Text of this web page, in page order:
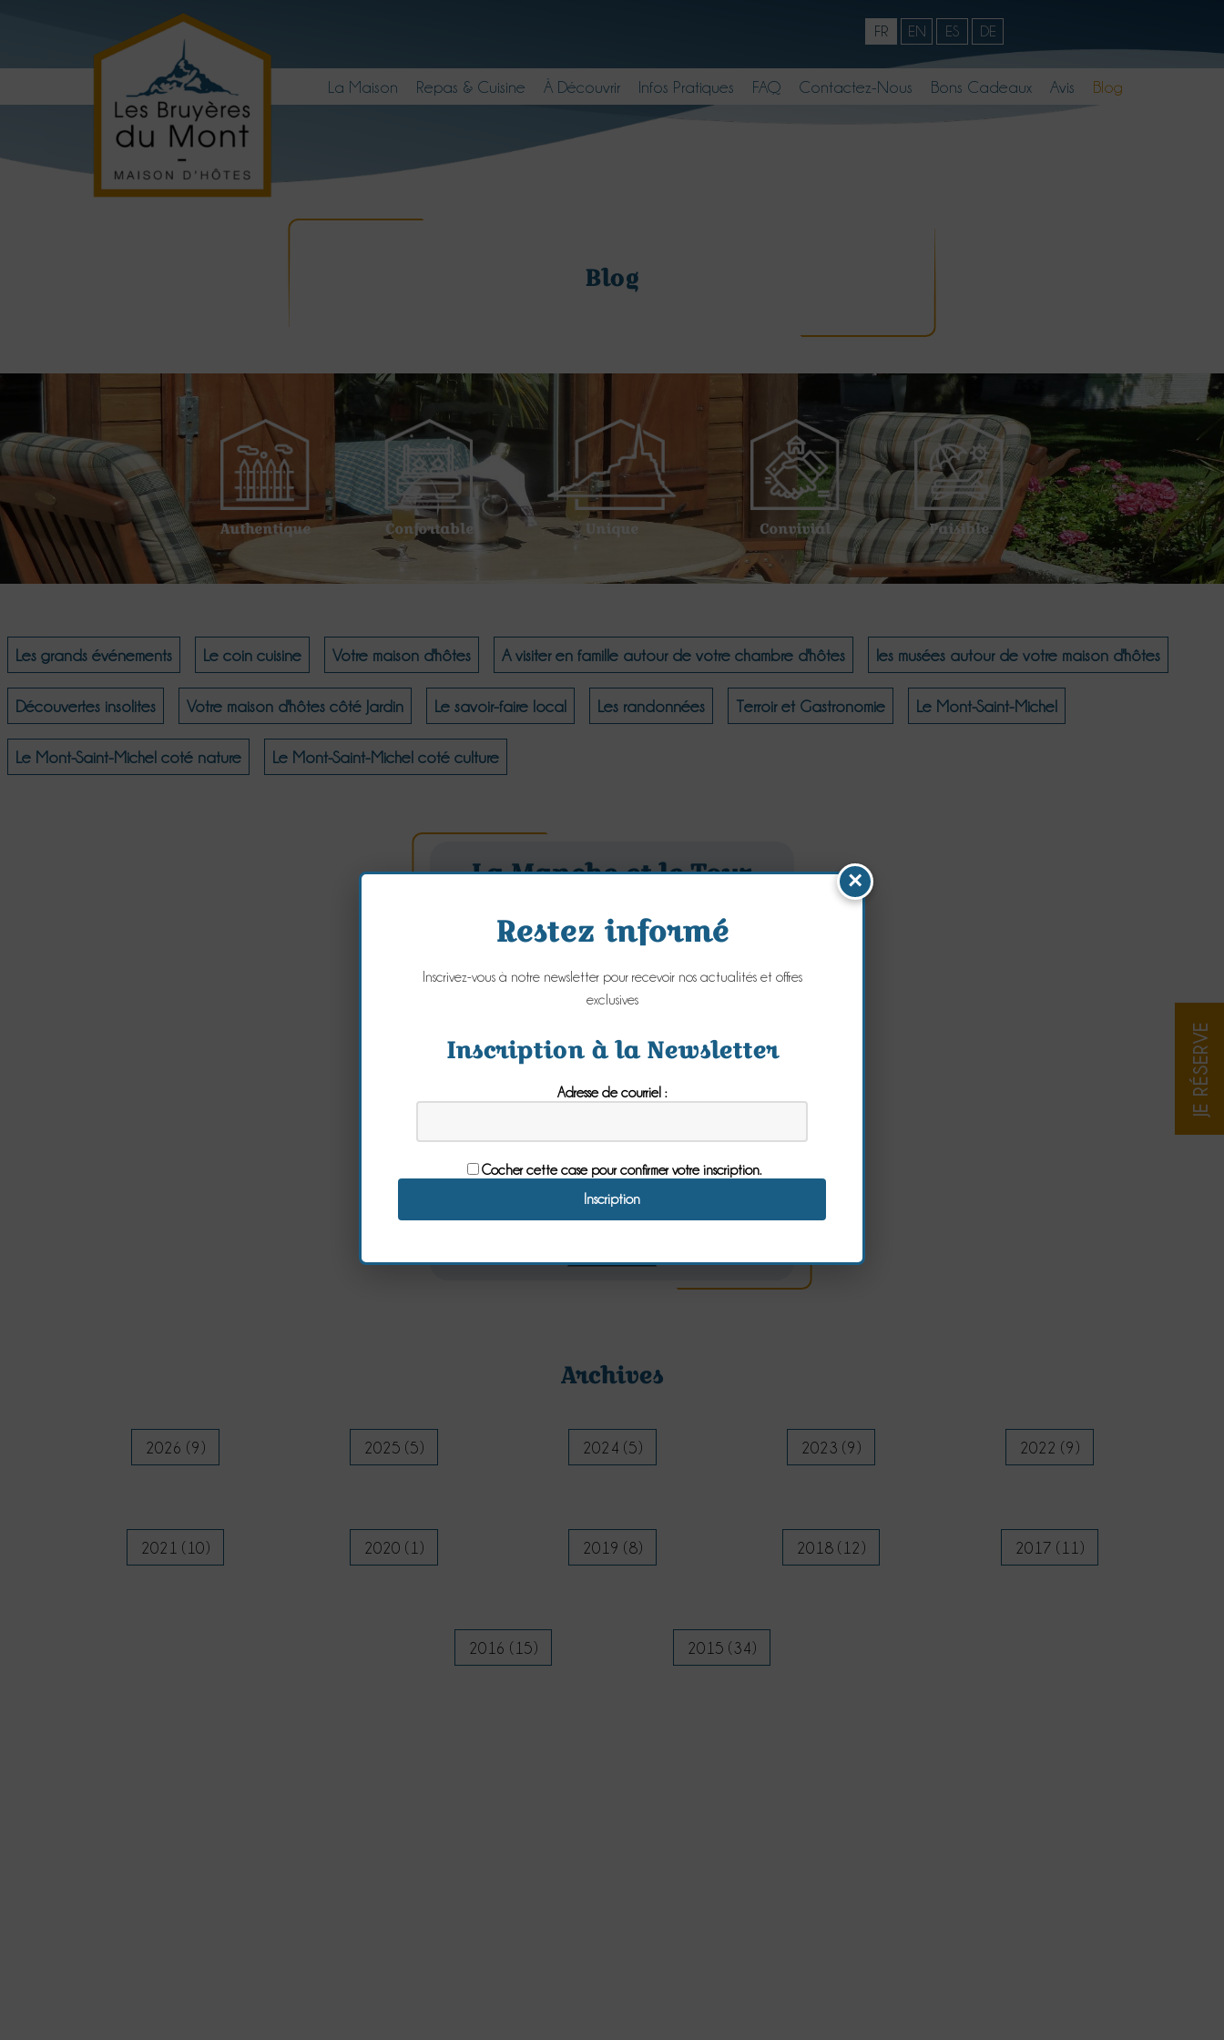
FR EN ES DE
La Maison Repas & Cuisine À Découvrir Infos Pratiques FAQ Contactez-Nous Bons Cadeaux Avis Blog
JE RÉSERVE
Blog
Authentique Confortable Unique Convivial Paisible
Les grands événements Le coin cuisine Votre maison d'hôtes A visiter en famille autour de votre chambre d'hôtes les musées autour de votre maison d'hôtes
Découvertes insolites Votre maison d'hôtes côté Jardin Le savoir-faire local Les randonnées Terroir et Gastronomie Le Mont-Saint-Michel
Le Mont-Saint-Michel coté nature Le Mont-Saint-Michel coté culture
La Manche et le Tour
de France : une
longue histoire
Lundi 27 Juin 2016
Le Tour de France dans la Manche de 1911 à
Archives
2026 (9) 2025 (5) 2024 (5) 2023 (9) 2022 (9)
2021 (10) 2020 (1) 2019 (8) 2018 (12) 2017 (11)
2016 (15) 2015 (34)
×
Restez informé
Inscrivez-vous à notre newsletter pour recevoir nos actualités et offres
exclusives
Inscription à la Newsletter
Adresse de courriel :
Cocher cette case pour confirmer votre inscription.